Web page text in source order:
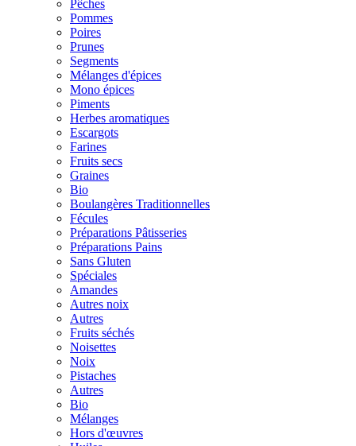
Pêches
Pommes
Poires
Prunes
Segments
Mélanges d'épices
Mono épices
Piments
Herbes aromatiques
Escargots
Farines
Fruits secs
Graines
Bio
Boulangères Traditionnelles
Fécules
Préparations Pâtisseries
Préparations Pains
Sans Gluten
Spéciales
Amandes
Autres noix
Autres
Fruits séchés
Noisettes
Noix
Pistaches
Autres
Bio
Mélanges
Hors d'œuvres